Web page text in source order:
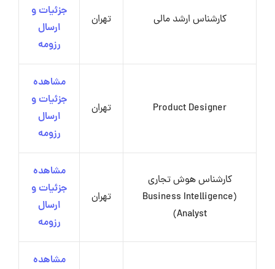
کارشناس ارشد مالی تهران
جزئیات و
ارسال
رزومه
Product Designer تهران
مشاهده
جزئیات و
ارسال
رزومه
کارشناس هوش تجاری
(Business Intelligence
Analyst)
تهران
مشاهده
جزئیات و
ارسال
رزومه
مشاهده